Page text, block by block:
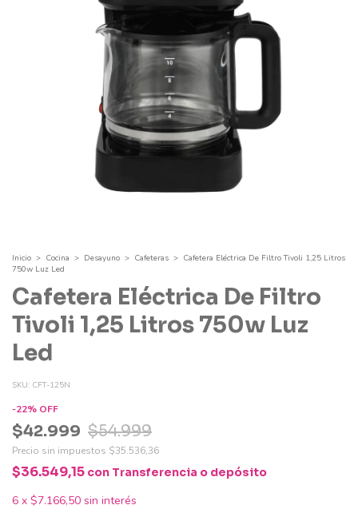
Inicio > Cocina > Desayuno > Cafeteras > Cafetera Eléctrica De Filtro Tivoli 1,25 Litros
750w Luz Led
Cafetera Eléctrica De Filtro
Tivoli 1,25 Litros 750w Luz
Led
SKU: CFT-125N
-22% OFF
$42.999 $54.999
Precio sin impuestos $35.536,36
$36.549,15 con Transferencia o depósito
6 x $7.166,50 sin interés